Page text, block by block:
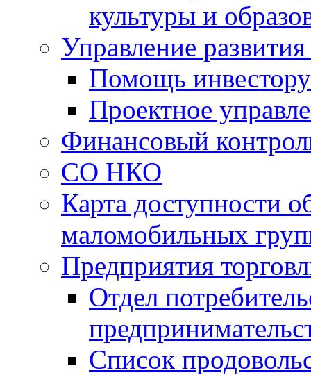
культуры и
Управление
Помощь инвестору
Проектное
Финансовый
СО НКО
Карта доступности
маломобильных
Предприятия
Отдел
Список